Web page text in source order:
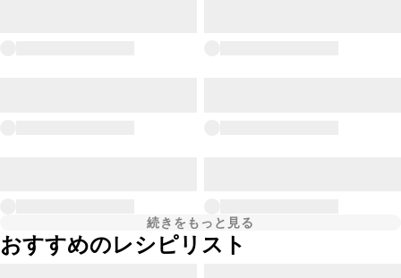
続きをもっと見る
おすすめのレシピリスト